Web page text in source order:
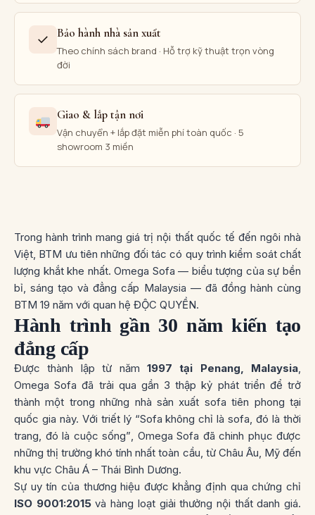
✓ Bảo hành nhà sản xuất
Theo chính sách brand · Hỗ trợ kỹ thuật trọn vòng
đời
Giao & lắp tận nơi
Vận chuyển + lắp đặt miễn phí toàn quốc · 5
showroom 3 miền
Trong hành trình mang giá trị nội thất quốc tế đến ngôi nhà
Việt, BTM ưu tiên những đối tác có quy trình kiểm soát chất
lượng khắt khe nhất. Omega Sofa — biểu tượng của sự bền
bỉ, sáng tạo và đẳng cấp Malaysia — đã đồng hành cùng
BTM 19 năm với quan hệ ĐỘC QUYỀN.
Hành trình gần 30 năm kiến tạo
đẳng cấp
Được thành lập từ năm 1997 tại Penang, Malaysia
Omega Sofa đã trải qua gần 3 thập kỷ phát triển để trở
thành một trong những nhà sản xuất sofa tiên phong tại
quốc gia này. Với triết lý “Sofa không chỉ là sofa, đó là thời
trang, đó là cuộc sống” , Omega Sofa đã chinh phục được
những thị trường khó tính nhất toàn cầu, từ Châu Âu, Mỹ đến
khu vực Châu Á – Thái Bình Dương.
Sự uy tín của thương hiệu được khẳng định qua chứng chỉ
ISO 9001:2015và hàng loạt giải thưởng nội thất danh giá.